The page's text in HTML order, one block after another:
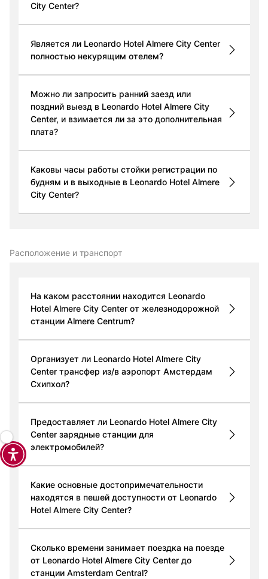
City Center?
Является ли Leonardo Hotel Almere City Center
полностью некурящим отелем?
Можно ли запросить ранний заезд или
поздний выезд в Leonardo Hotel Almere City
Center, и взимается ли за это дополнительная
плата?
Каковы часы работы стойки регистрации по
будням и в выходные в Leonardo Hotel Almere
City Center?
Расположение и транспорт
На каком расстоянии находится Leonardo
Hotel Almere City Center от железнодорожной
станции Almere Centrum?
Организует ли Leonardo Hotel Almere City
Center трансфер из/в аэропорт Амстердам
Схипхол?
Предоставляет ли Leonardo Hotel Almere City
Center зарядные станции для
электромобилей?
Какие основные достопримечательности
находятся в пешей доступности от Leonardo
Hotel Almere City Center?
Сколько времени занимает поездка на поезде
от Leonardo Hotel Almere City Center до
станции Amsterdam Central?